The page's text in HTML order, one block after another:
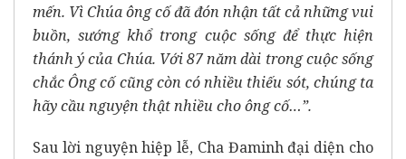
mến. Vì Chúa ông cố đã đón nhận tất cả những vui
buồn, sướng khổ trong cuộc sống để thực hiện
thánh ý của Chúa. Với 87 năm dài trong cuộc sống
chắc Ông cố cũng còn có nhiều thiếu sót, chúng ta
hãy cầu nguyện thật nhiều cho ông cố…”.
Sau lời nguyện hiệp lễ, Cha Đaminh đại diện cho